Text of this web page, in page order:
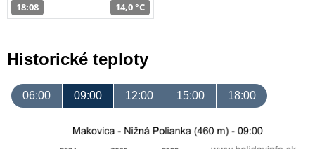
18:08 14,0 °C
Historické teploty
06:00 09:00 12:00 15:00 18:00